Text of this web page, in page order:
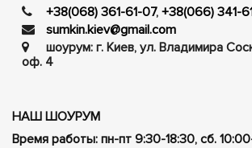
+38(068) 361-61-07, +38(066) 341-
sumkin.kiev@gmail.com
шоурум: г. Киев, ул. Владимира
оф. 4
НАШ ШОУРУМ
Время работы: пн-пт 9:30-18:30, сб.